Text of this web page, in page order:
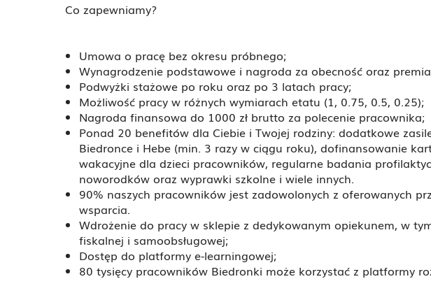
Co zapewniamy?
Umowa o pracę bez okresu próbnego;
Wynagrodzenie podstawowe i nagroda za obecność oraz
Podwyżki stażowe po roku oraz po 3 latach pracy;
Możliwość pracy w różnych wymiarach etatu (1, 0.75, 0.5, 0.25);
Nagroda finansowa do 1000 zł brutto za polecenie pracownika;
Ponad 20 benefitów dla Ciebie i Twojej rodziny: dodatkowe
Biedronce i Hebe (min. 3 razy w ciągu roku), dofinansowanie
wakacyjne dla dzieci pracowników, regularne badania
noworodków oraz wyprawki szkolne i wiele innych.
90% naszych pracowników jest zadowolonych z oferowanych
wsparcia.
Wdrożenie do pracy w sklepie z dedykowanym opiekunem, w
fiskalnej i samoobsługowej;
Dostęp do platformy e-learningowej;
80 tysięcy pracowników Biedronki może korzystać z platformy